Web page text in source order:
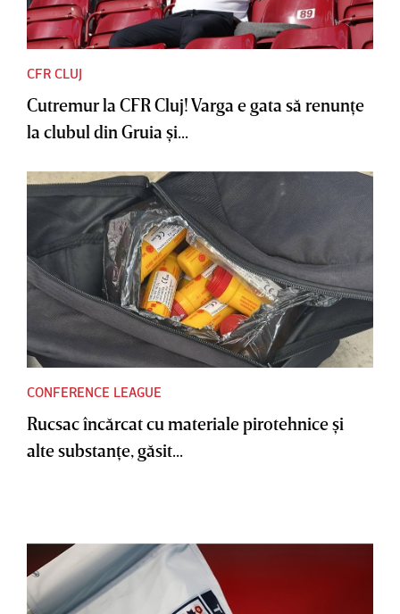
CFR CLUJ
Cutremur la CFR Cluj! Varga e gata să renunţe
la clubul din Gruia şi...
CONFERENCE LEAGUE
Rucsac încărcat cu materiale pirotehnice şi
alte substanţe, găsit...